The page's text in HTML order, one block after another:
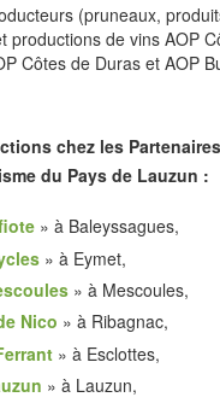
(pruneaux,
de vins AOP
Côtes de Duras et AOP
chez les
du Pays de Lauzun :
» à Baleyssagues,
» à Eymet,
» à Mescoules,
Nico » à Ribagnac,
» à Esclottes,
» à Lauzun,